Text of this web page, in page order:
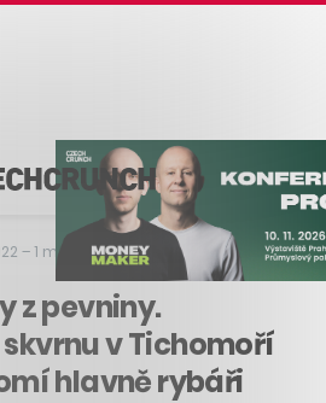
–1 min čtení
z pevniny.
v Tichomoří
hlavně rybáři